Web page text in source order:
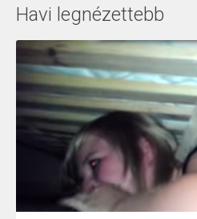
Havi legnézettebb